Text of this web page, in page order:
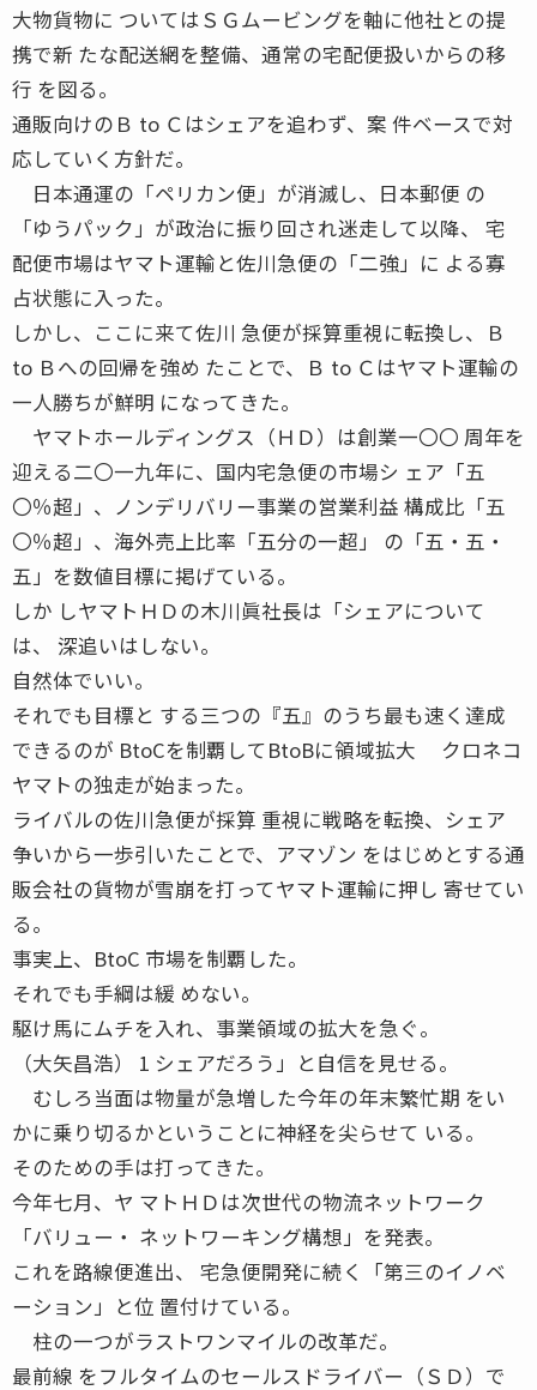
大物貨物に ついてはＳＧムービングを軸に他社との提
携で新 たな配送網を整備、通常の宅配便扱いからの移
行 を図る。
通販向けのＢ to Ｃはシェアを追わず、案 件ベースで対
応していく方針だ。
日本通運の「ペリカン便」が消滅し、日本郵便 の
「ゆうパック」が政治に振り回され迷走して以降、 宅
配便市場はヤマト運輸と佐川急便の「二強」に よる寡
占状態に入った。
しかし、ここに来て佐川 急便が採算重視に転換し、Ｂ
to Ｂへの回帰を強め たことで、Ｂ to Ｃはヤマト運輸の
一人勝ちが鮮明 になってきた。
ヤマトホールディングス（ＨＤ）は創業一〇〇 周年を
迎える二〇一九年に、国内宅急便の市場シ ェア「五
〇％超」、ノンデリバリー事業の営業利益 構成比「五
〇％超」、海外売上比率「五分の一超」 の「五・五・
五」を数値目標に掲げている。
しか しヤマトＨＤの木川眞社長は「シェアについて
は、 深追いはしない。
自然体でいい。
それでも目標と する三つの『五』のうち最も速く達成
できるのが BtoCを制覇してBtoBに領域拡大 クロネコ
ヤマトの独走が始まった。
ライバルの佐川急便が採算 重視に戦略を転換、シェア
争いから一歩引いたことで、アマゾン をはじめとする通
販会社の貨物が雪崩を打ってヤマト運輸に押し 寄せてい
る。
事実上、BtoC 市場を制覇した。
それでも手綱は緩 めない。
駆け馬にムチを入れ、事業領域の拡大を急ぐ。
（大矢昌浩） 1 シェアだろう」と自信を見せる。
むしろ当面は物量が急増した今年の年末繁忙期 をい
かに乗り切るかということに神経を尖らせて いる。
そのための手は打ってきた。
今年七月、ヤ マトＨＤは次世代の物流ネットワーク
「バリュー・ ネットワーキング構想」を発表。
これを路線便進出、 宅急便開発に続く「第三のイノベ
ーション」と位 置付けている。
柱の一つがラストワンマイルの改革だ。
最前線 をフルタイムのセールスドライバー（ＳＤ）で